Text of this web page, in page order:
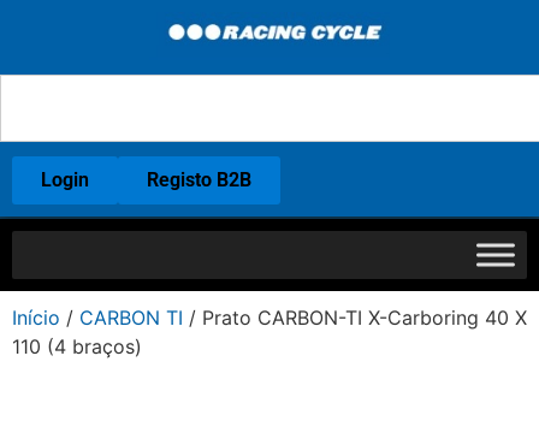
Login Registo B2B
Início / CARBON TI / Prato CARBON-TI X-Carboring 40 X
110 (4 braços)